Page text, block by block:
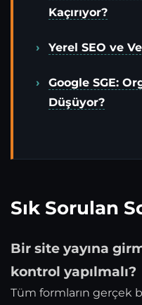
Kaçırıyor?
Yerel SEO ve
Google SGE:
Düşüyor?
Sık Sorulan
Bir site yayına
kontrol yapılmalı?
Tüm formların gerçek